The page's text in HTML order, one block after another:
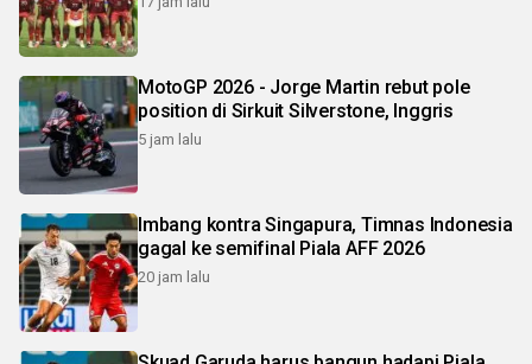
MotoGP 2026 - Jorge Martin rebut pole
position di Sirkuit Silverstone, Inggris
5 jam lalu
Imbang kontra Singapura, Timnas Indonesia
gagal ke semifinal Piala AFF 2026
20 jam lalu